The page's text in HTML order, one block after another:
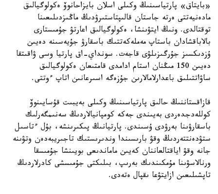
«بايتاق» پارتياسىنىڭ وكىلى اسلان بايزاحانوۆ ەكولوگيالىق
مادەنيەتتى ەرتە جاستان قالىپتاستىرۋدىڭ ماڭىزدىلىعىنا
توقتالدى. ونىڭ ايتۋىنشا، ەكولوگيالىق اعارتۋ جۇمىستارى
بالاباقشادان باستاپ مەملەكەتتىك باسقارۋ جۇيەسىنە دەيىن
ۇزدىكسىز جۇرگىزىلۋى قاجەت. سونداي-اق پارتيا وسى ۋاقىتقا
دەيىن 150 مىڭنان استام ادامدى قامتىعان ەكولوگيالىق
ساۋاتتىلىق باعدارلامالارىن جۇزەگە اسىرعانىن اتاپ ءوتتى.
قازاقستاننىڭ حالىق پارتياسىنىڭ وكىلى بەيبىت قۇسايىنوۆ
كوللەدجدەردى بەيىندى جەكە كومپانيالاردىڭ سەنىمگەرلىك
باسقارۋىنا بەرۋدى ۇسىندى. پارتيانىڭ پىكىرىنشە، بۇل ءتاسىل
ستۋدەنتتەردىڭ وقۋ بارىسىندا وندىرىستىك تاجىريبەدەن وتۋىنە
جانە وقۋ اياقتالعاننان كەيىن ماماندىعى بويىنشا جۇمىسقا
ورنالاسۋىنا مۇمكىندىك بەرىپ، بىلىكتى جۇمىسشى كادرلاردىڭ
تاپشىلىعىن ازايتۋعا ىقپال ەتەدى.